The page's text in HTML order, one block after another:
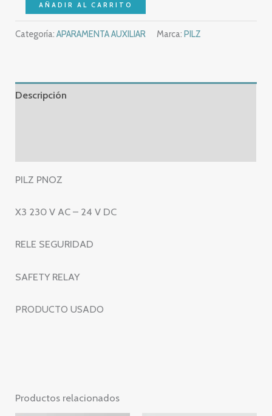
PNOZ
X3
V
AC
-
SEGURIDAD
SAFETY
cantidad
AÑADIR AL CARRITO
Categoría:APARAMENTA AUXILIAR Marca:PILZ
Descripción
PILZ PNOZ
X3 230 V AC – 24 V DC
RELE SEGURIDAD
SAFETY RELAY
PRODUCTO USADO
Productos relacionados